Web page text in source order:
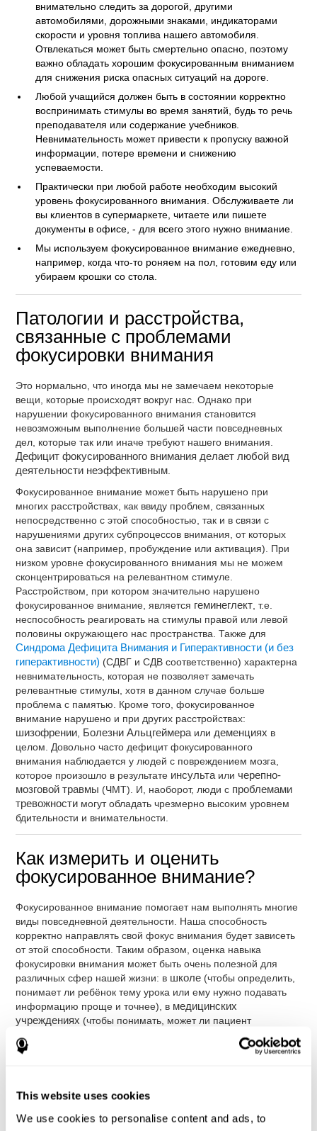
This website uses cookies
We use cookies to personalise content and ads, to
внимательно следить за дорогой, другими
автомобилями, дорожными знаками, индикаторами
скорости и уровня топлива нашего автомобиля.
Отвлекаться может быть смертельно опасно, поэтому
важно обладать хорошим фокусированным вниманием
для снижения риска опасных ситуаций на дороге.
Любой учащийся должен быть в состоянии корректно
воспринимать стимулы во время занятий, будь то речь
преподавателя или содержание учебников.
Невнимательность может привести к пропуску важной
информации, потере времени и снижению
успеваемости.
Практически при любой работе необходим высокий
уровень фокусированного внимания. Обслуживаете ли
вы клиентов в супермаркете, читаете или пишете
документы в офисе, - для всего этого нужно внимание.
Мы используем фокусированное внимание ежедневно,
например, когда что-то роняем на пол, готовим еду или
убираем крошки со стола.
Патологии и расстройства,
связанные с проблемами
фокусировки внимания
Это нормально, что иногда мы не замечаем некоторые
вещи, которые происходят вокруг нас. Однако при
нарушении фокусированного внимания становится
невозможным выполнение большей части повседневных
дел, которые так или иначе требуют нашего внимания.
Дефицит фокусированного внимания делает любой вид
деятельности неэффективным.
Фокусированное внимание может быть нарушено при
многих расстройствах, как ввиду проблем, связанных
непосредственно с этой способностью, так и в связи с
нарушениями других субпроцессов внимания, от которых
она зависит (например, пробуждение или активация). При
низком уровне фокусированного внимания мы не можем
сконцентрироваться на релевантном стимуле.
Расстройством, при котором значительно нарушено
фокусированное внимание, является геминеглект, т.е.
неспособность реагировать на стимулы правой или левой
половины окружающего нас пространства. Также для
Синдрома Дефицита Внимания и Гиперактивности (и без
гиперактивности) (СДВГ и СДВ соответственно) характерна
невнимательность, которая не позволяет замечать
релевантные стимулы, хотя в данном случае больше
проблема с памятью. Кроме того, фокусированное
внимание нарушено и при других расстройствах:
шизофрении, Болезни Альцгеймераилидеменциях в
целом. Довольно часто дефицит фокусированного
внимания наблюдается у людей с повреждением мозга,
которое произошло в результате инсультаили черепно-
мозговой травмы (ЧМТ). И, наоборот, люди с проблемами
тревожности могут обладать чрезмерно высоким уровнем
бдительности и внимательности.
Как измерить и оценить
фокусированное внимание?
Фокусированное внимание помогает нам выполнять многие
виды повседневной деятельности. Наша способность
корректно направлять свой фокус внимания будет зависеть
от этой способности. Таким образом, оценка навыка
фокусировки внимания может быть очень полезной для
различных сфер нашей жизни: в школе (чтобы определить,
понимает ли ребёнок тему урока или ему нужно подавать
информацию проще и точнее), в медицинских
учреждениях (чтобы понимать, может ли пациент
следовать полученным предписаниям или действовать в
своей привычной среде адекватным образом) или в
работать контролёром качества или офисным клерком, и
комплексного нейропсихологического